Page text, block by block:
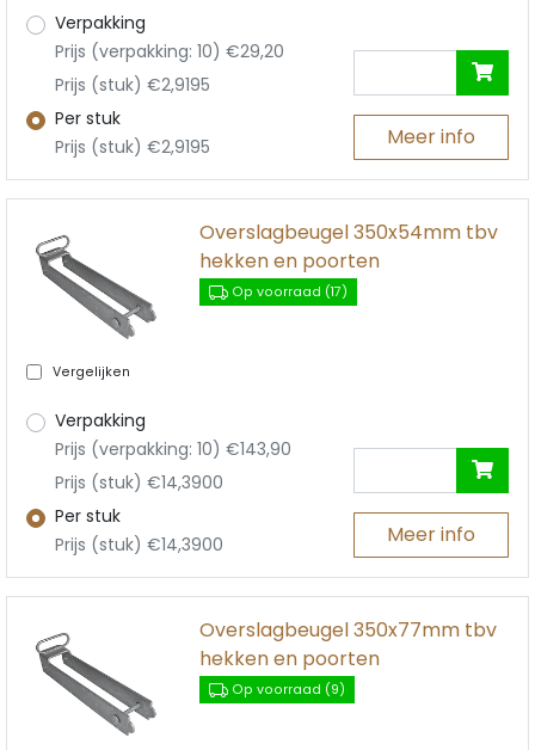
Verpakking
Prijs (verpakking: 10) €29,20
Prijs (stuk) €2,9195
Per stuk
Prijs (stuk) €2,9195
Meer info
Vergelijken
Overslagbeugel 350x54mm tbv
hekken en poorten
Op voorraad (17)
Verpakking
Prijs (verpakking: 10) €143,90
Prijs (stuk) €14,3900
Per stuk
Prijs (stuk) €14,3900
Meer info
Overslagbeugel 350x77mm tbv
hekken en poorten
Op voorraad (9)